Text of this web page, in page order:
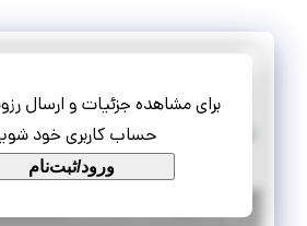
برای مشاهده جزئیات و ارسال
حساب کاربری خود
ورود/ثبت‌نام
دورکاری هم تیمی
قزوین |۱۰ ماه پیش | منقضی شده